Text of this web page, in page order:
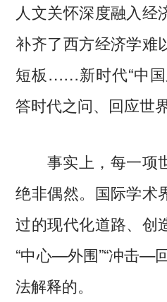
人文关怀深度融入经
补齐了西方经济学难
短板……新时代“中国
答时代之问、回应世
事实上，每一项
绝非偶然。国际学术
过的现代化道路、创
“中心—外围”“冲击—
法解释的。